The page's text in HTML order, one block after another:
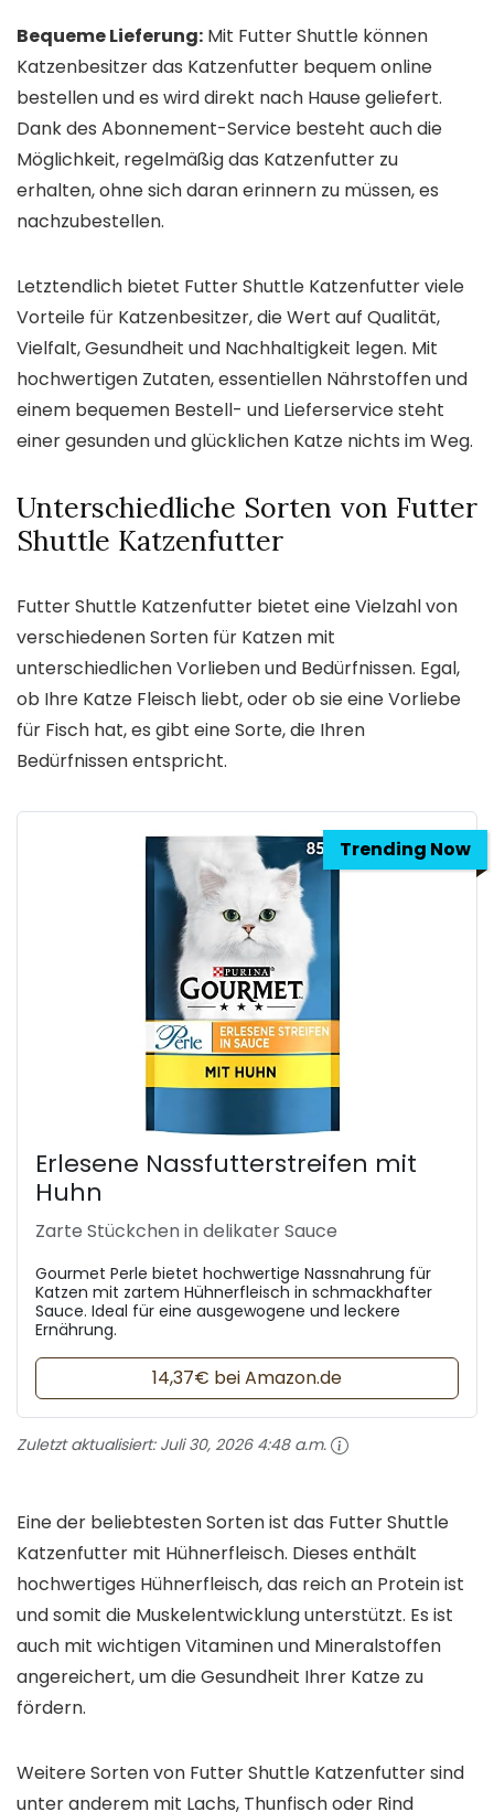
Bequeme Lieferung: Mit Futter Shuttle können
Katzenbesitzer das Katzenfutter bequem online
bestellen und es wird direkt nach Hause geliefert.
Dank des Abonnement-Service besteht auch die
Möglichkeit, regelmäßig das Katzenfutter zu
erhalten, ohne sich daran erinnern zu müssen, es
nachzubestellen.
Letztendlich bietet Futter Shuttle Katzenfutter viele
Vorteile für Katzenbesitzer, die Wert auf Qualität,
Vielfalt, Gesundheit und Nachhaltigkeit legen. Mit
hochwertigen Zutaten, essentiellen Nährstoffen und
einem bequemen Bestell- und Lieferservice steht
einer gesunden und glücklichen Katze nichts im Weg.
Unterschiedliche Sorten von Futter
Shuttle Katzenfutter
Futter Shuttle Katzenfutter bietet eine Vielzahl von
verschiedenen Sorten für Katzen mit
unterschiedlichen Vorlieben und Bedürfnissen. Egal,
ob Ihre Katze Fleisch liebt, oder ob sie eine Vorliebe
für Fisch hat, es gibt eine Sorte, die Ihren
Bedürfnissen entspricht.
Trending Now
Erlesene Nassfutterstreifen mit
Huhn
Zarte Stückchen in delikater Sauce
Gourmet Perle bietet hochwertige Nassnahrung für
Katzen mit zartem Hühnerfleisch in schmackhafter
Sauce. Ideal für eine ausgewogene und leckere
Ernährung.
14,37€ bei Amazon.de
Zuletzt aktualisiert: Juli 30, 2026 4:48 a.m.
Eine der beliebtesten Sorten ist das Futter Shuttle
Katzenfutter mit Hühnerfleisch. Dieses enthält
hochwertiges Hühnerfleisch, das reich an Protein ist
und somit die Muskelentwicklung unterstützt. Es ist
auch mit wichtigen Vitaminen und Mineralstoffen
angereichert, um die Gesundheit Ihrer Katze zu
fördern.
Weitere Sorten von Futter Shuttle Katzenfutter sind
unter anderem mit Lachs, Thunfisch oder Rind